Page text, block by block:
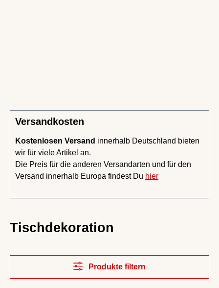
Versandkosten
Kostenlosen Versand innerhalb Deutschland bieten
wir für viele Artikel an.
Die Preis für die anderen Versandarten und für den
Versand innerhalb Europa findest Du hier
Tischdekoration
Produkte filtern